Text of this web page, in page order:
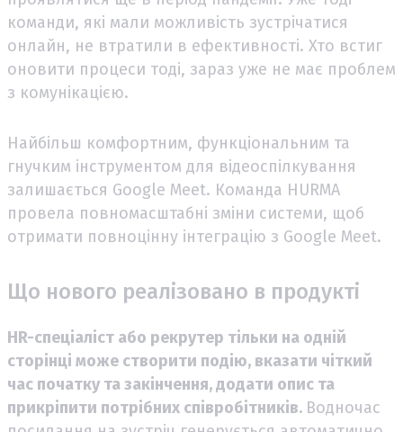
команди, які мали можливість зустрічатися
онлайн, не втратили в ефективності. Хто встиг
оновити процеси тоді, зараз уже не має проблем
з комунікацією.
Найбільш комфортним, функціональним та
гнучким інструментом для відеоспілкування
залишається Google Meet. Команда HURMA
провела повномасштабні зміни системи, щоб
отримати повноцінну інтеграцію з Google Meet.
Що нового реалізовано в продукті
HR-спеціаліст або рекрутер тільки на одній
сторінці може створити подію, вказати чіткий
час початку та закінчення, додати опис та
прикріпити потрібних співробітників. Водночас